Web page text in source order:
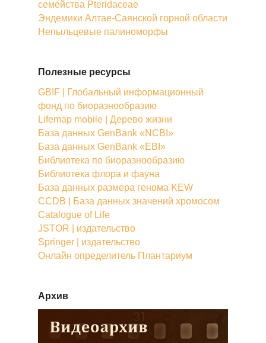
семейства Pteridaceae
Эндемики Алтае-Саянской горной области
Непыльцевые палиноморфы
Полезные ресурсы
GBIF | Глобальный информационный
фонд по биоразнообразию
Lifemap mobile | Дерево жизни
База данных GenBank «NCBI»
База данных GenBank «EBI»
Библиотека по биоразнообразию
Библиотека флора и фауна
База данных размера генома KEW
CCDB | База данных значений хромосом
Catalogue of Life
JSTOR | издательство
Springer | издательство
Онлайн определитель Плантариум
Архив